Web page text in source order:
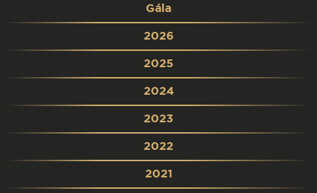
Gála
2026
2025
2024
2023
2022
2021